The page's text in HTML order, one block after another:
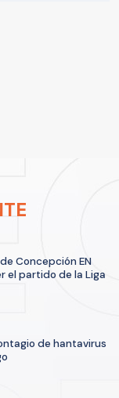
Concepción EN
el partido de la Liga
de hantavirus